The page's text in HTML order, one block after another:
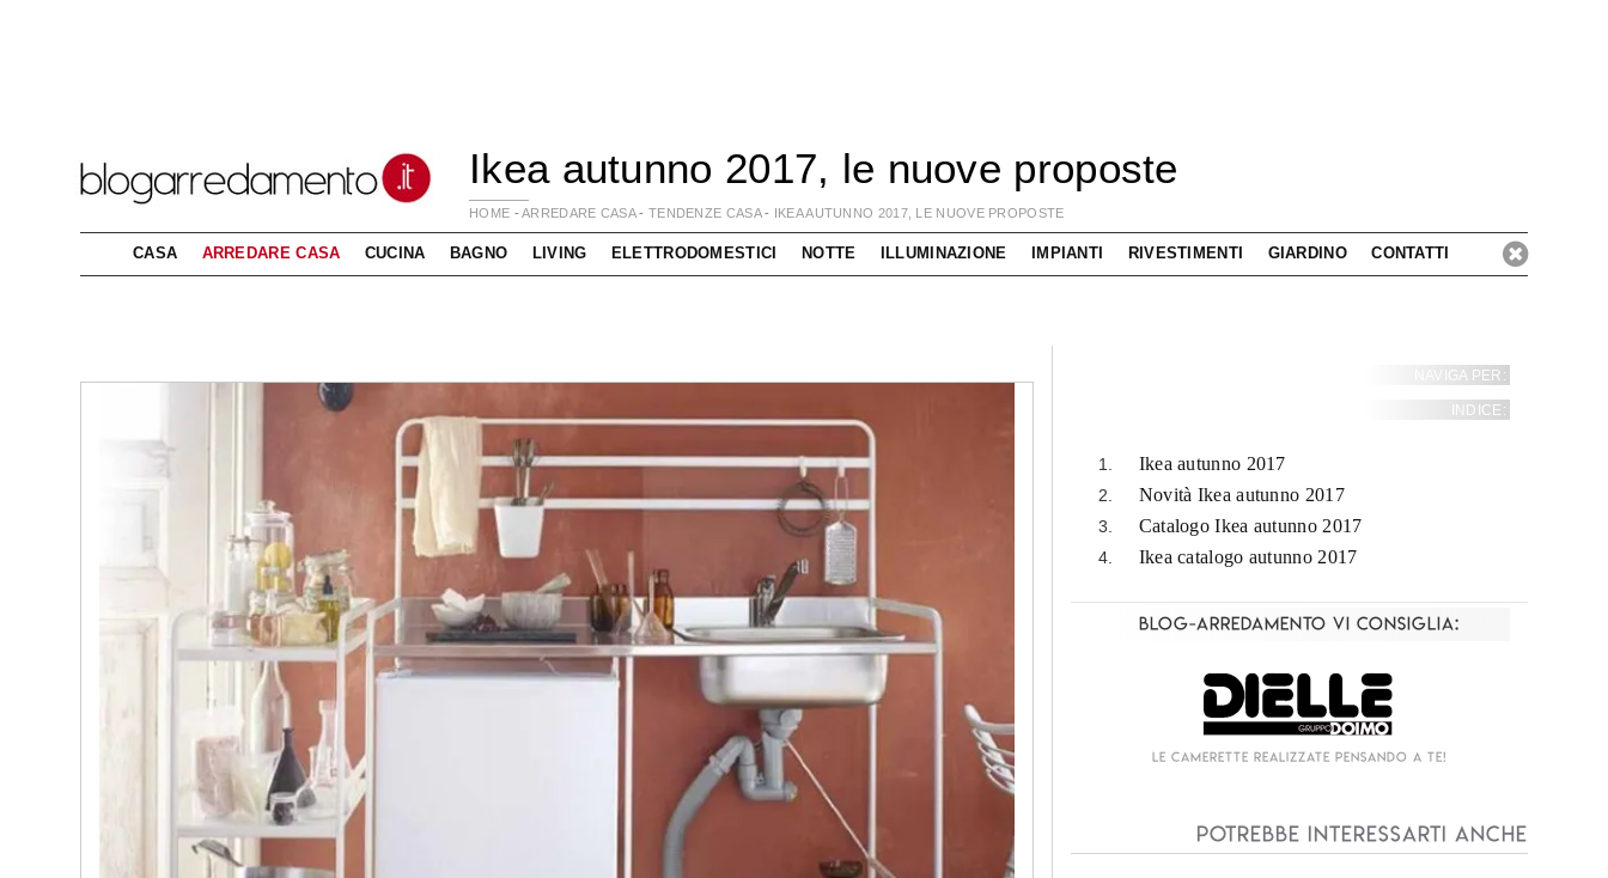
Ikea autunno 2017, le nuove proposte
HOME -ARREDARE CASA- TENDENZE CASA - IKEA AUTUNNO 2017, LE NUOVE PROPOSTE
CASA ARREDARE CASA CUCINA BAGNO LIVING ELETTRODOMESTICI NOTTE ILLUMINAZIONE IMPIANTI RIVESTIMENTI GIARDINO CONTATTI
NAVIGA PER:
INDICE:
Ikea autunno 2017
Novità Ikea autunno 2017
Catalogo Ikea autunno 2017
Ikea catalogo autunno 2017
Blog-Arredamento vi consiglia:
Cappe cucina dal design innovativo
Le camerette realizzate pensando a te!
Potrebbe interessarti anche